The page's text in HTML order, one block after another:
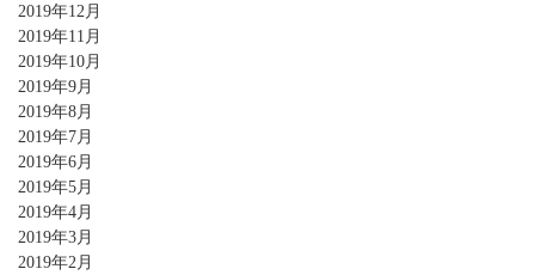
2019年12月
2019年11月
2019年10月
2019年9月
2019年8月
2019年7月
2019年6月
2019年5月
2019年4月
2019年3月
2019年2月